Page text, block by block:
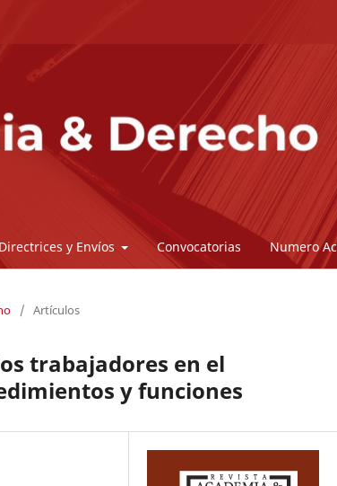
Directrices y Envíos Convocatorias Numero
/ Artículos
trabajadores en el
y funciones